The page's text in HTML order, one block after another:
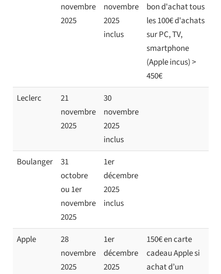
novembre
2025
novembre
2025
inclus
bon d'achat tous
les 100€ d'achats
sur PC, TV,
smartphone
(Apple incus) >
450€
Leclerc
21
novembre
2025
30
novembre
2025
inclus
Boulanger
31
octobre
ou 1er
novembre
2025
1er
décembre
2025
inclus
Apple
28
novembre
2025
1er
décembre
2025
150€ en carte
cadeau Apple si
achat d’un